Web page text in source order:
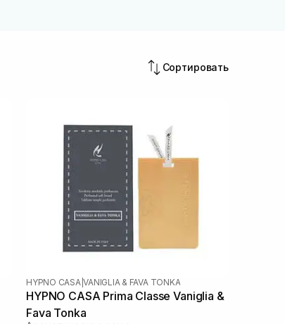
Сортировать
HYPNO CASA |VANIGLIA & FAVA TONKA
HYPNO CASA Prima Classe Vaniglia &
Fava Tonka